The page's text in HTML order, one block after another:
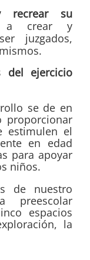
recrear su
a crear y
juzgados,
del ejercicio
se de en
proporcionar
estimulen el
en edad
para apoyar
niños.
de nuestro
preescolar
espacios
la